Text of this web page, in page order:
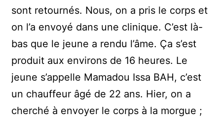
sont retournés. Nous, on a pris le corps et
on l’a envoyé dans une clinique. C’est là-
bas que le jeune a rendu l’âme. Ça s’est
produit aux environs de 16 heures. Le
jeune s’appelle Mamadou Issa BAH, c’est
un chauffeur âgé de 22 ans. Hier, on a
cherché à envoyer le corps à la morgue ;